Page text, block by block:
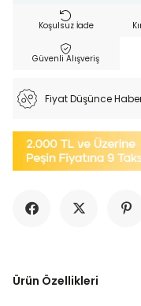
Koşulsuz İade
Güvenli Alışveriş
Fiyat Düşünce
Ürün Özellikleri